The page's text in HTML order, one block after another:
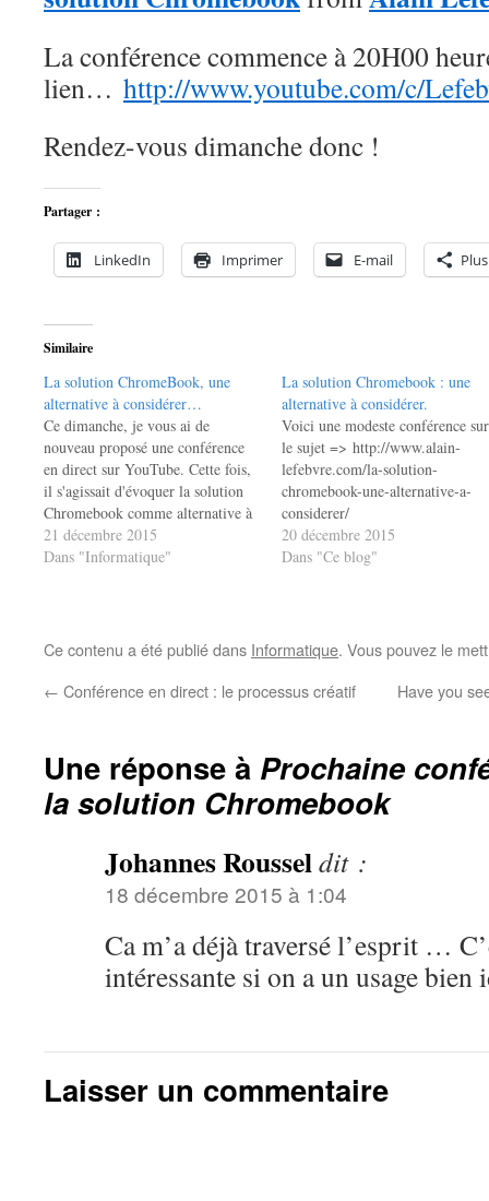
La conférence commence à 20H00
lien… http://www.youtube.com/c/
Rendez-vous dimanche donc !
Partager :
LinkedIn Imprimer E-mail Plus
Similaire
La solution ChromeBook, une
alternative à considérer…
Ce dimanche, je vous ai de
nouveau proposé une conférence
en direct sur YouTube. Cette fois,
il s'agissait d'évoquer la solution
Chromebook comme alternative à
Windows (trop de souffrance !) ou
Mac OS (trop cher pour
21 décembre 2015
Dans "Informatique"
La solution Chromebook : une
alternative à considérer.
Voici une modeste conférence sur
le sujet => http://www.alain-
lefebvre.com/la-solution-
chromebook-une-alternative-a-
considerer/
20 décembre 2015
Dans "Ce blog"
Ce contenu a été publié dans Informatique. Vous pouvez le
← Conférence en direct : le processus créatif Have you
Une réponse à Prochaine
la solution Chromebook
Johannes Rousseldit :
18 décembre 2015 à 1:04
Ca m’a déjà traversé l’esprit …
intéressante si on a un usage bien
Laisser un commentaire